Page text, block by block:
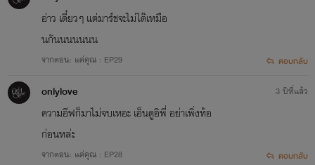
อ่าว เดี๋ยวๆ แต่มาร์ชจะไม่ได๊เหมือ
นกันนนนนนน
จากตอน: แค่คุณ : EP29 ตอบกลับ
onlylove
ความอีฟก็มาไม่จบเหอะ เอ็นดูอิพี่ อย่าเพิ่งท้อ
ก่อนหล่ะ
จากตอน: แค่คุณ : EP28
3 ปีที่แล้ว
ตอบกลับ